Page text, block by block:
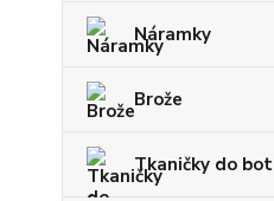
Náramky
Brože
Tkaničky do bot